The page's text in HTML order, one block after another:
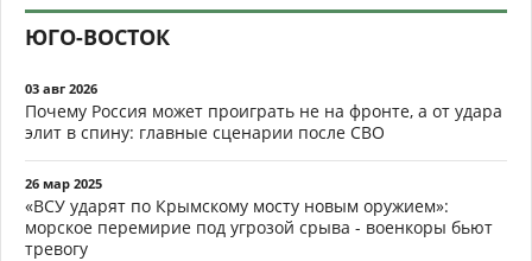
ЮГО-ВОСТОК
03 авг 2026
Почему Россия может проиграть не на фронте, а от удара
элит в спину: главные сценарии после СВО
26 мар 2025
«ВСУ ударят по Крымскому мосту новым оружием»:
морское перемирие под угрозой срыва - военкоры бьют
тревогу